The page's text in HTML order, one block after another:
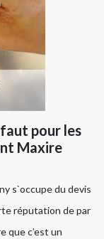
pour les
Maxire
s`occupe du devis
réputation de par
que c’est un